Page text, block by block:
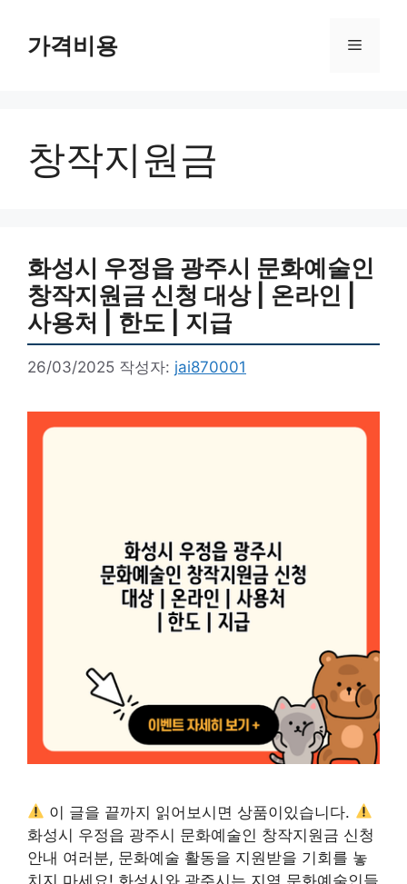
가격비용 메
창작지원금
화성시 우정읍 광주시 문화예술인
창작지원금 신청 대상 | 온라인 |
사용처 | 한도 | 지급
26/03/2025 작성자: jai870001
이 글을 끝까지 읽어보시면 상품이있습니다.
화성시 우정읍 광주시 문화예술인 창작지원금 신청
안내 여러분, 문화예술 활동을 지원받을 기회를 놓
치지 마세요! 화성시와 광주시는 지역 문화예술인들